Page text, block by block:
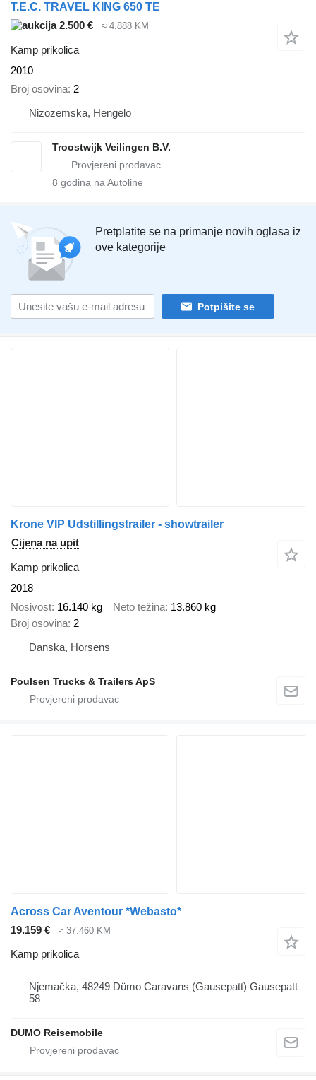
T.E.C. TRAVEL KING 650 TE
2.500 €
≈ 4.888 KM
Kamp prikolica
2010
Broj osovina 2
Nizozemska, Hengelo
Troostwijk Veilingen B.V.
8 godina na Autoline
Pretplatite se na primanje novih oglasa iz
ove kategorije
Potpišite se
Krone VIP Udstillingstrailer - showtrailer
Cijena na upit
Kamp prikolica
2018
Nosivost 16.140 kg Neto težina 13.860 kg
Broj osovina 2
Danska, Horsens
Poulsen Trucks & Trailers ApS
Across Car Aventour *Webasto*
19.159 €
≈ 37.460 KM
Kamp prikolica
Njemačka, 48249 Dümo Caravans (Gausepatt) Gausepatt
58
DUMO Reisemobile